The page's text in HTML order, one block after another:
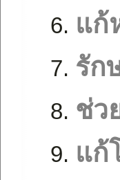
แก้
รัก
ช่ว
แก้